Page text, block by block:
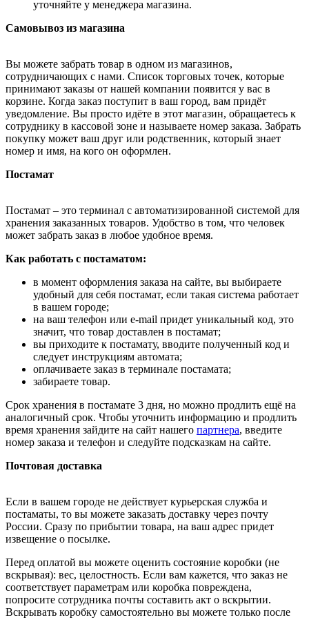
уточняйте у менеджера магазина.
Самовывоз из магазина
Вы можете забрать товар в одном из магазинов,
сотрудничающих с нами. Список торговых точек, которые
принимают заказы от нашей компании появится у вас в
корзине. Когда заказ поступит в ваш город, вам придёт
уведомление. Вы просто идёте в этот магазин, обращаетесь к
сотруднику в кассовой зоне и называете номер заказа. Забрать
покупку может ваш друг или родственник, который знает
номер и имя, на кого он оформлен.
Постамат
Постамат – это терминал с автоматизированной системой для
хранения заказанных товаров. Удобство в том, что человек
может забрать заказ в любое удобное время.
Как работать с постаматом:
в момент оформления заказа на сайте, вы выбираете
удобный для себя постамат, если такая система работает
в вашем городе;
на ваш телефон или e-mail придет уникальный код, это
значит, что товар доставлен в постамат;
вы приходите к постамату, вводите полученный код и
следует инструкциям автомата;
оплачиваете заказ в терминале постамата;
забираете товар.
Срок хранения в постамате 3 дня, но можно продлить ещё на
аналогичный срок. Чтобы уточнить информацию и продлить
время хранения зайдите на сайт нашего партнера, введите
номер заказа и телефон и следуйте подсказкам на сайте.
Почтовая доставка
Если в вашем городе не действует курьерская служба и
постаматы, то вы можете заказать доставку через почту
России. Сразу по прибытии товара, на ваш адрес придет
извещение о посылке.
Перед оплатой вы можете оценить состояние коробки (не
вскрывая): вес, целостность. Если вам кажется, что заказ не
соответствует параметрам или коробка повреждена,
попросите сотрудника почты составить акт о вскрытии.
Вскрывать коробку самостоятельно вы можете только после